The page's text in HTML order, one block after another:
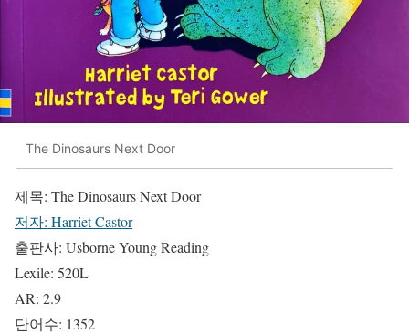
The Dinosaurs Next Door
제목: The Dinosaurs Next Door
저자: Harriet Castor
출판사: Usborne Young Reading
Lexile: 520L
AR: 2.9
단어수: 1352